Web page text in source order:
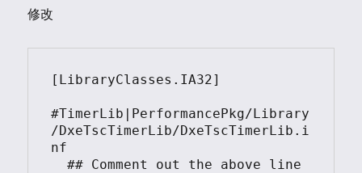
修改
[LibraryClasses.IA32]
#TimerLib|PerformancePkg/Library
/DxeTscTimerLib/DxeTscTimerLib.i
nf
  ## Comment out the above line